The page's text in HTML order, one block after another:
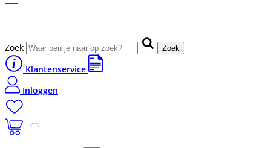
Zoek Zoek
Klantenservice
Inloggen